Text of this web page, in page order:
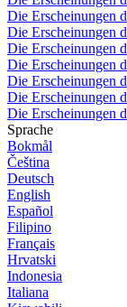
Die Erscheinungen
Die Erscheinungen
Die Erscheinungen
Die Erscheinungen
Die Erscheinungen
Die Erscheinungen
Die Erscheinungen
Sprache
Bokmål
Čeština
Deutsch
English
Español
Filipino
Français
Hrvatski
Indonesia
Italiana